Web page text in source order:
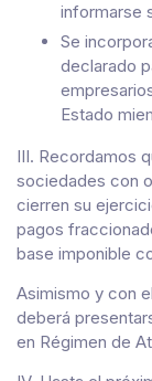
informarse
Se
declarado
Estado
III. Recordamos
sociedades con
cierren su
pagos
base imponible
Asimismo y con
deberá
en Régimen de